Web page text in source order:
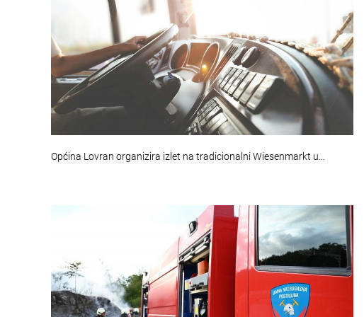
Općina Lovran organizira izlet na tradicionalni Wiesenmarkt u…